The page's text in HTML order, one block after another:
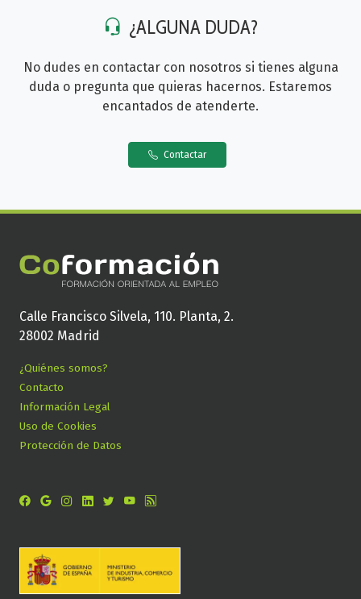
¿ALGUNA DUDA?
No dudes en contactar con nosotros si tienes alguna
duda o pregunta que quieras hacernos. Estaremos
encantados de atenderte.
Contactar
Calle Francisco Silvela, 110. Planta, 2.
28002 Madrid
¿Quiénes somos?
Contacto
Información Legal
Uso de Cookies
Protección de Datos